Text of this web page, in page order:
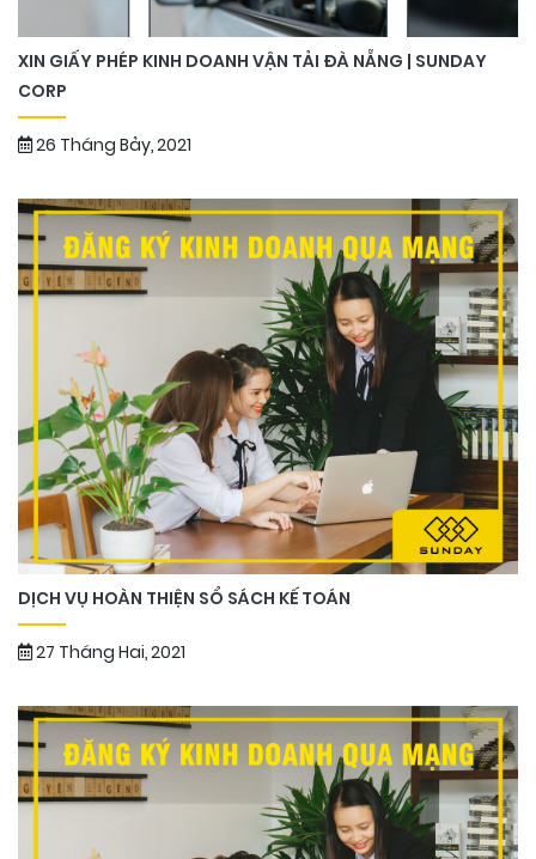
XIN GIẤY PHÉP KINH DOANH VẬN TẢI ĐÀ NẴNG | SUNDAY
CORP
26 Tháng Bảy, 2021
DỊCH VỤ HOÀN THIỆN SỔ SÁCH KẾ TOÁN
27 Tháng Hai, 2021